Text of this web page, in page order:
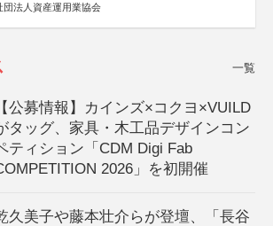
団法人資産運用業協会
一覧
【公募情報】カインズ×コクヨ×VUILD
タッグ、家具・木工品デザインコン
ティション「CDM Digi Fab
2026」を初開催
久美子や藤本壮介らが登壇、「長谷